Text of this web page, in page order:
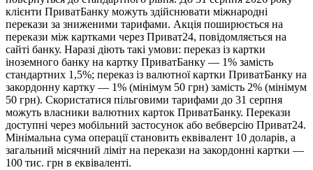
клієнти ПриватБанку можуть здійснювати міжнародні
перекази за зниженими тарифами. Акція поширюється на
перекази між картками через Приват24, повідомляється на
сайті банку. Наразі діють такі умови: переказ із картки
іноземного банку на картку ПриватБанку — 1% замість
стандартних 1,5%; переказ із валютної картки ПриватБанку на
закордонну картку — 1% (мінімум 50 грн) замість 2% (мінімум
50 грн). Скористатися пільговими тарифами до 31 серпня
можуть власники валютних карток ПриватБанку. Перекази
доступні через мобільний застосунок або вебверсію Приват24.
Мінімальна сума операції становить еквівалент 10 доларів, а
загальний місячний ліміт на перекази на закордонні картки —
100 тис. грн в еквіваленті.